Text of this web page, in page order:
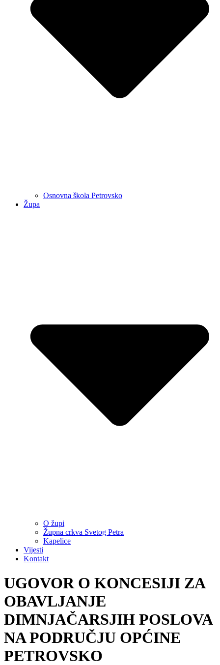
Osnovna škola Petrovsko
Župa
O župi
Župna crkva Svetog Petra
Kapelice
Vijesti
Kontakt
UGOVOR O KONCESIJI ZA
OBAVLJANJE
DIMNJAČARSJIH POSLOVA
NA PODRUČJU OPĆINE
PETROVSKO